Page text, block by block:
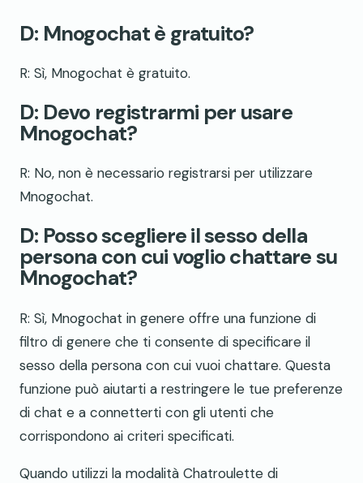
D: Mnogochat è gratuito?
R: Sì, Mnogochat è gratuito.
D: Devo registrarmi per usare
Mnogochat?
R: No, non è necessario registrarsi per utilizzare
Mnogochat.
D: Posso scegliere il sesso della
persona con cui voglio chattare su
Mnogochat?
R: Sì, Mnogochat in genere offre una funzione di
filtro di genere che ti consente di specificare il
sesso della persona con cui vuoi chattare. Questa
funzione può aiutarti a restringere le tue preferenze
di chat e a connetterti con gli utenti che
corrispondono ai criteri specificati.
Quando utilizzi la modalità Chatroulette di